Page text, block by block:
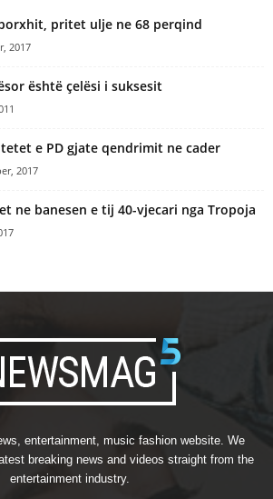
pritet ulje ne 68 perqind
2017
është çelësi i suksesit
e PD gjate qendrimit ne cader
2017
ne banesen e tij 40-vjecari nga Tropoja
entertainment, music fashion website. We
breaking news and videos straight from the
entertainment industry.